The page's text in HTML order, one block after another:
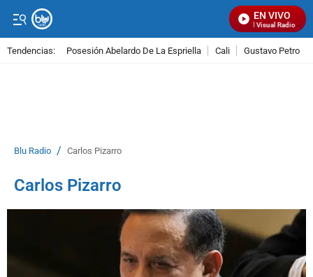
EN VIVO
Señal Visual Radio
Tendencias: Posesión Abelardo De La Espriella Cali Gustavo Petro
Blu Radio / Carlos Pizarro
Carlos Pizarro